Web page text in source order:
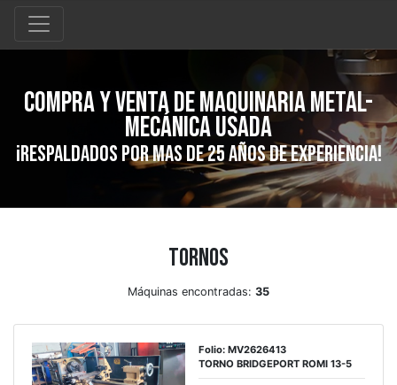
Compra y venta de maquinaria metal-
mecánica usada
¡Respaldados por mas de 25 años de experiencia!
Tornos
Máquinas encontradas: 35
Folio: MV2626413
TORNO BRIDGEPORT ROMI 13-5